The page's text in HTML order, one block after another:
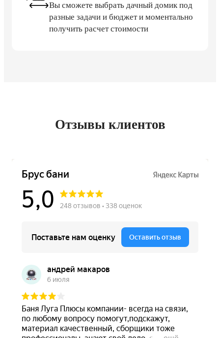
Вы сможете выбрать дачный домик под
разные задачи и бюджет и моментально
получить расчет стоимости
Отзывы клиентов